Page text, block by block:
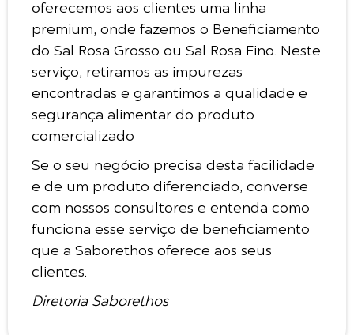
oferecemos aos clientes uma linha
premium, onde fazemos o Beneficiamento
do Sal Rosa Grosso ou Sal Rosa Fino. Neste
serviço, retiramos as impurezas
encontradas e garantimos a qualidade e
segurança alimentar do produto
comercializado
Se o seu negócio precisa desta facilidade
e de um produto diferenciado, converse
com nossos consultores e entenda como
funciona esse serviço de beneficiamento
que a Saborethos oferece aos seus
clientes.
Diretoria Saborethos